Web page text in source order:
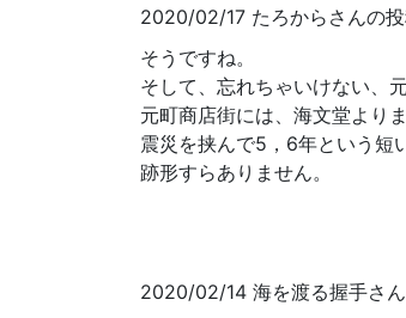
2020/02/17 たろからさんの
そうですね。
そして、忘れちゃいけない、
元町商店街には、海文堂より
震災を挟んで5，6年という短
跡形すらありません。
2020/02/14 海を渡る握手さ